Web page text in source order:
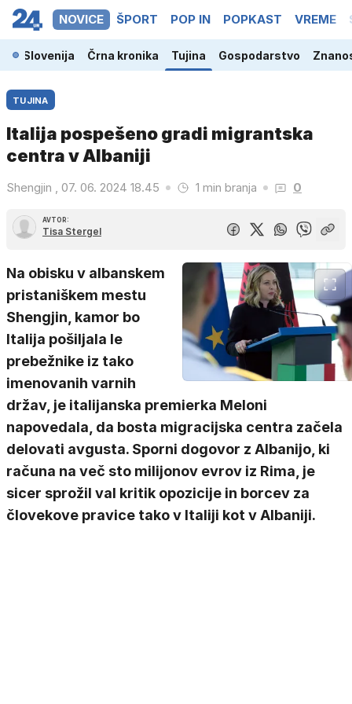
NOVICE ŠPORT POP IN POPKAST VREME
Slovenija Črna kronika Tujina Gospodarstvo
TUJINA
Italija pospešeno gradi migrantska
centra v Albaniji
Shengjin , 07. 06. 2024 18.45 1 min branja 0
AVTOR:
Tisa Stergel
Na obisku v albanskem
pristaniškem mestu
Shengjin, kamor bo
Italija pošiljala le
prebežnike iz tako
imenovanih varnih
držav, je italijanska premierka Meloni
napovedala, da bosta migracijska centra začela
delovati avgusta. Sporni dogovor z Albanijo, ki
računa na več sto milijonov evrov iz Rima, je
sicer sprožil val kritik opozicije in borcev za
človekove pravice tako v Italiji kot v Albaniji.